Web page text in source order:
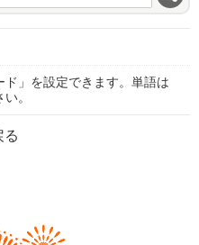
」を設定できます。単語は
。
る